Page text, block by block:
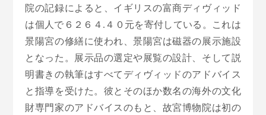
院の記録によると、イギリスの富商ディヴィッド
は個人で６２６４.４０元を寄付している。これは
景陽宮の修繕に使われ、景陽宮は磁器の展示施設
となった。展示品の選定や展覧の設計、そして説
明書きの執筆はすべてディヴィッドのアドバイス
と指導を受けた。彼とそのほか数名の海外の文化
財専門家のアドバイスのもと、故宮博物院は初の